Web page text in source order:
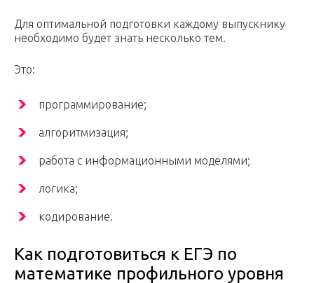
Для оптимальной подготовки каждому выпускнику
необходимо будет знать несколько тем.
Это:
программирование;
алгоритмизация;
работа с информационными моделями;
логика;
кодирование.
Как подготовиться к ЕГЭ по
математике профильного уровня